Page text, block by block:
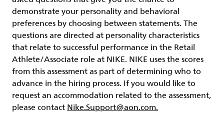
demonstrate your personality and behavioral
preferences by choosing between statements. The
questions are directed at personality characteristics
that relate to successful performance in the Retail
Athlete/Associate role at NIKE. NIKE uses the scores
from this assessment as part of determining who to
advance in the hiring process. If you would like to
request an accommodation related to the assessment,
please contact Nike.Support@aon.com.